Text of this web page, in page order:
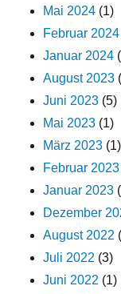
Mai 2024 (1)
Februar 2024
Januar 2024
August 2023
Juni 2023 (5)
Mai 2023 (1)
März 2023 (1)
Februar 2023
Januar 2023
Dezember
August 2022
Juli 2022 (3)
Juni 2022 (1)